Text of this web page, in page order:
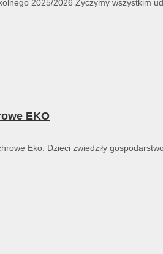
2025/2026 Życzymy wszystkim
EKO
Eko. Dzieci zwiedziły